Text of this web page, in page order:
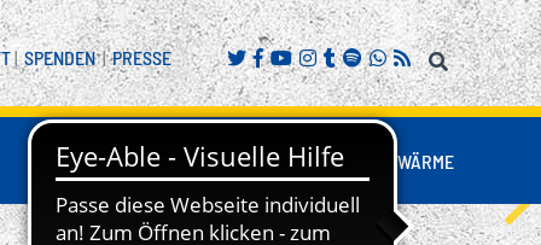
|SPENDEN|PRESSE
FANS BUSINESS NESTWÄRME